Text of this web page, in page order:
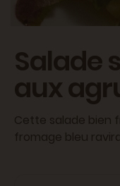
Salade
aux
Cette salade bien
fromage bleu